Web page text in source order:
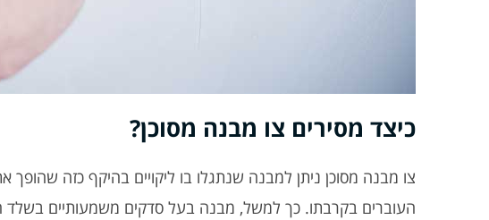
כיצד מסירים צו מבנה מסוכן?
צו מבנה מסוכן ניתן למבנה שנתגלו בו ליקויים בהיקף כזה שהופך
העוברים בקרבתו. כך למשל, מבנה בעל סדקים משמעותיים בשלד